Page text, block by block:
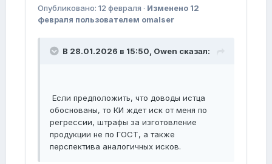
Опубликовано: 12 февраля · Изменено 12
февраля пользователем omalser
В 28.01.2026 в 15:50, Owen сказал:
Если предположить, что доводы истца
обоснованы, то КИ ждет иск от меня по
регрессии, штрафы за изготовление
продукции не по ГОСТ, а также
перспектива аналогичных исков.